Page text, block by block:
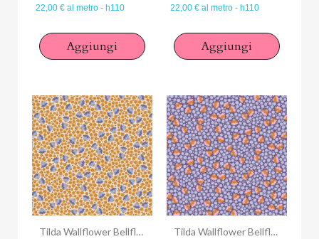
22,00 € al metro - h110
Aggiungi
22,00 € al metro - h110
Aggiungi
Anteprima Tilda Wallflower Bellflower Mustard, Tessuto Giallo Mostarda Campanule Anteprima Tilda Wallflower Bellflower Thristle, Tessuto Viola Cardo Campanule